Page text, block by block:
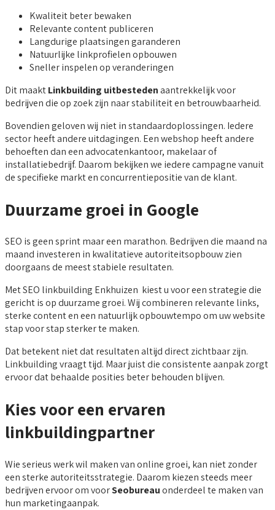
Kwaliteit beter bewaken
Relevante content publiceren
Langdurige plaatsingen garanderen
Natuurlijke linkprofielen opbouwen
Sneller inspelen op veranderingen
Dit maaktLinkbuilding uitbestedenaantrekkelijk voor
bedrijven die op zoek zijn naar stabiliteit en betrouwbaarheid.
Bovendien geloven wij niet in standaardoplossingen. Iedere
sector heeft andere uitdagingen. Een webshop heeft andere
behoeften dan een advocatenkantoor, makelaar of
installatiebedrijf. Daarom bekijken we iedere campagne vanuit
de specifieke markt en concurrentiepositie van de klant.
Duurzame groei in Google
SEO is geen sprint maar een marathon. Bedrijven die maand na
maand investeren in kwalitatieve autoriteitsopbouw zien
doorgaans de meest stabiele resultaten.
Met SEO linkbuilding Enkhuizen kiest u voor een strategie die
gericht is op duurzame groei. Wij combineren relevante links,
sterke content en een natuurlijk opbouwtempo om uw website
stap voor stap sterker te maken.
Dat betekent niet dat resultaten altijd direct zichtbaar zijn.
Linkbuilding vraagt tijd. Maar juist die consistente aanpak zorgt
ervoor dat behaalde posities beter behouden blijven.
Kies voor een ervaren
linkbuildingpartner
Wie serieus werk wil maken van online groei, kan niet zonder
een sterke autoriteitsstrategie. Daarom kiezen steeds meer
bedrijven ervoor om voorSeobureauonderdeel te maken van
hun marketingaanpak.